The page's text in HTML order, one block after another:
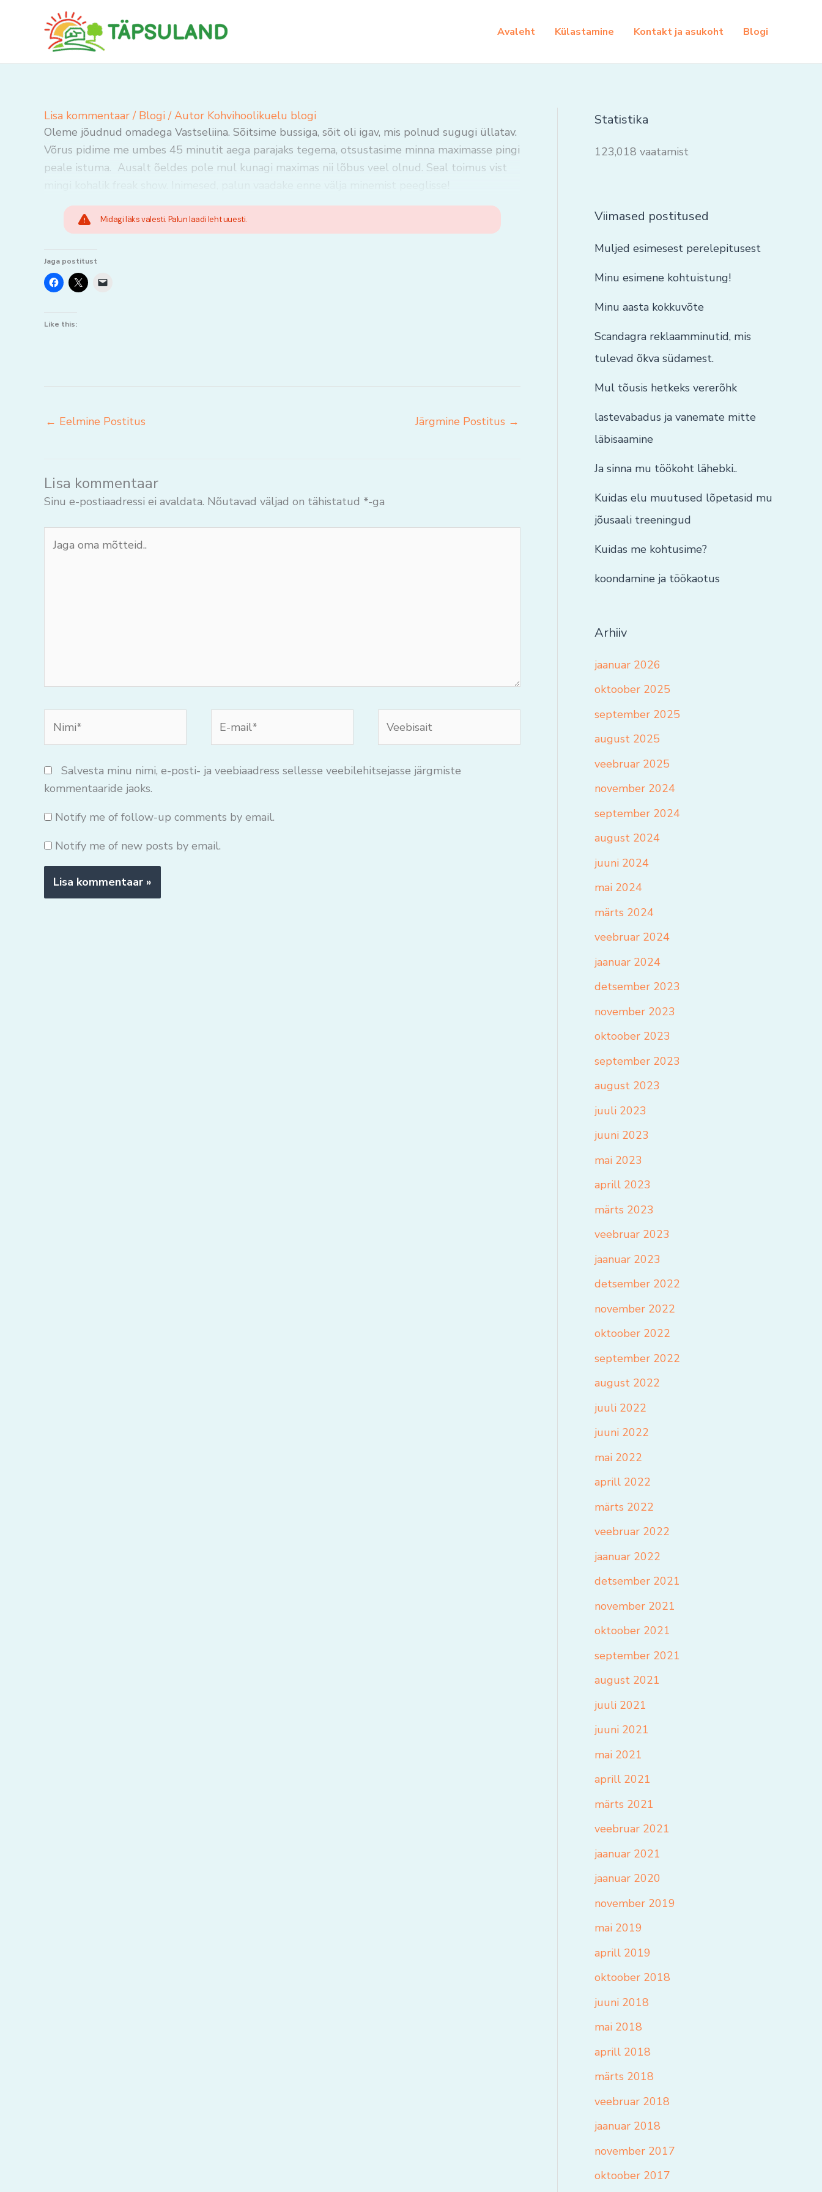
Avaleht Külastamine Kontakt ja asukoht Blogi
Lisa kommentaar / Blogi/ Autor Kohvihoolikuelu blogi
Oleme jõudnud omadega Vastseliina. Sõitsime bussiga, sõit oli igav, mis polnud sugugi üllatav.
Võrus pidime me umbes 45 minutit aega parajaks tegema, otsustasime minna maximasse pingi
peale istuma. Ausalt õeldes pole mul kunagi maximas nii lõbus veel olnud. Seal toimus vist
Midagi läks valesti. Palun laadi leht uuesti.
Jaga postitust
Like this:
← Eelmine Postitus Järgmine Postitus →
Lisa kommentaar
Sinu e-postiaadressi ei avaldata. Nõutavad väljad on tähistatud *-ga
oma
mail*
Salvesta minu nimi, e-posti- ja veebiaadress sellesse veebilehitsejasse järgmiste
kommentaaride jaoks.
Notify me of follow-up comments by email.
Notify me of new posts by email.
Statistika
123,018 vaatamist
Viimased postitused
Muljed esimesest perelepitusest
Minu esimene kohtuistung!
Minu aasta kokkuvõte
Scandagra reklaamminutid, mis
tulevad õkva südamest.
Mul tõusis hetkeks vererõhk
lastevabadus ja vanemate mitte
läbisaamine
Ja sinna mu töökoht lähebki..
Kuidas elu muutused lõpetasid mu
jõusaali treeningud
Kuidas me kohtusime?
koondamine ja töökaotus
Arhiiv
jaanuar 2026
oktoober 2025
september 2025
august 2025
veebruar 2025
november 2024
september 2024
august 2024
juuni 2024
mai 2024
märts 2024
veebruar 2024
jaanuar 2024
detsember 2023
november 2023
oktoober 2023
september 2023
august 2023
juuli 2023
juuni 2023
mai 2023
aprill 2023
märts 2023
veebruar 2023
jaanuar 2023
detsember 2022
november 2022
oktoober 2022
september 2022
august 2022
juuli 2022
juuni 2022
mai 2022
aprill 2022
märts 2022
veebruar 2022
jaanuar 2022
detsember 2021
november 2021
oktoober 2021
september 2021
august 2021
juuli 2021
juuni 2021
mai 2021
aprill 2021
märts 2021
veebruar 2021
jaanuar 2021
jaanuar 2020
november 2019
mai 2019
aprill 2019
oktoober 2018
juuni 2018
mai 2018
aprill 2018
märts 2018
veebruar 2018
jaanuar 2018
november 2017
oktoober 2017